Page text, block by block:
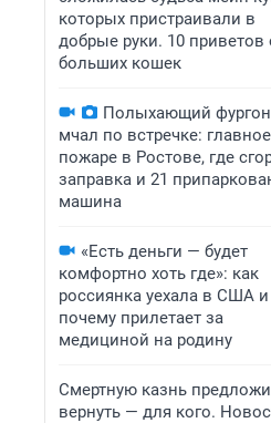
которых пристраивали в
добрые руки. 10 приветов
больших кошек
Полыхающий фургон
мчал по встречке:
пожаре в Ростове, где
заправка и 21
машина
«Есть деньги — будет
комфортно хоть где»: как
россиянка уехала в США и
почему прилетает за
медициной на родину
Смертную казнь
вернуть — для кого.